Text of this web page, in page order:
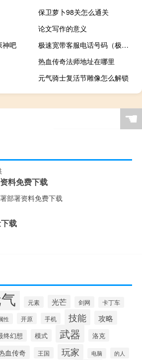
保卫萝卜98关怎么通关
论文写作的意义
神吧
极速宽带客服电话号码（极速400电话网）
热血传奇法师地址在哪里
元气骑士复活节雕像怎么解锁
☚
料免费下载
载
元素 光芒 剑网 卡丁车
性 开原 手机 技能 攻略
终幻想 模式 武器 洛克
血传奇 王国 玩家 电脑 的人